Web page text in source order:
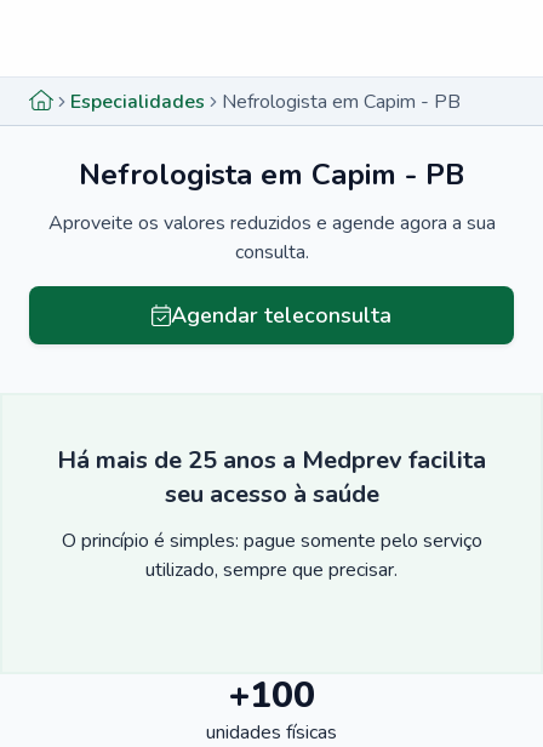
Especialidades Nefrologista em Capim - PB
Nefrologista em Capim - PB
Aproveite os valores reduzidos e agende agora a sua
consulta.
Agendar teleconsulta
Há mais de 25 anos a Medprev facilita
seu acesso à saúde
O princípio é simples: pague somente pelo serviço
utilizado, sempre que precisar.
+100
unidades físicas